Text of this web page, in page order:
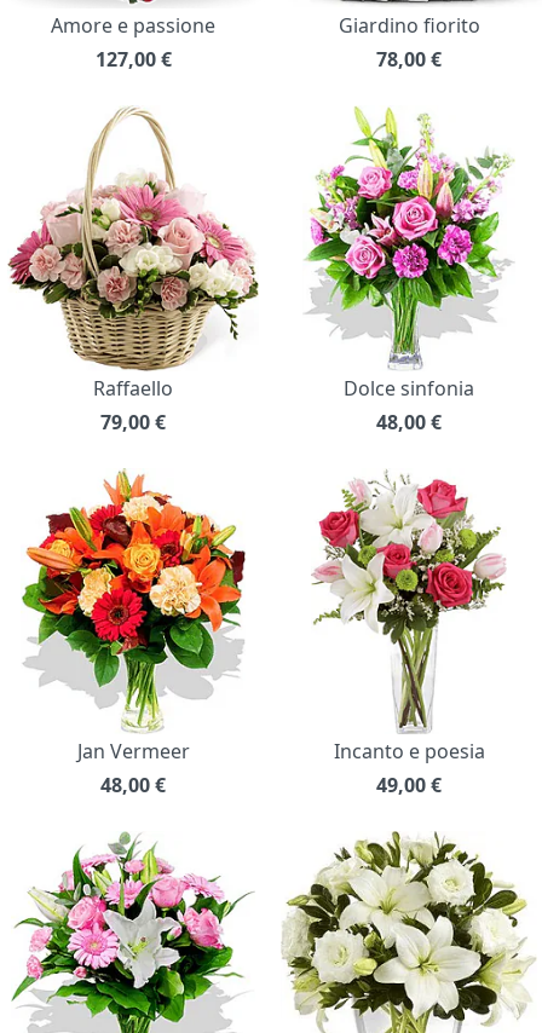
Amore e passione
127,00 €
Giardino fiorito
78,00€
Raffaello
79,00€
Dolce sinfonia
48,00€
Jan Vermeer
48,00€
Incanto e poesia
49,00€